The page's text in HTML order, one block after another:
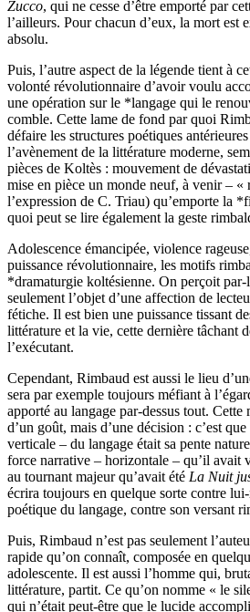
Zucco, qui ne cesse d’être emporté par
l’ailleurs. Pour chacun d’eux, la mort est
absolu.
Puis, l’autre aspect de la légende tient à
volonté révolutionnaire d’avoir voulu
une opération sur le *langage qui le
comble. Cette lame de fond par quoi
défaire les structures poétiques
l’avènement de la littérature moderne,
pièces de Koltès : mouvement de
mise en pièce un monde neuf, à venir – «
l’expression de C. Triau) qu’emporte la
quoi peut se lire également la geste
Adolescence émancipée, violence
puissance révolutionnaire, les motifs
*dramaturgie koltésienne. On perçoit par-
seulement l’objet d’une affection de
fétiche. Il est bien une puissance tissant
littérature et la vie, cette dernière tâchant
l’exécutant.
Cependant, Rimbaud est aussi le lieu
sera par exemple toujours méfiant à
apporté au langage par-dessus tout. Cette
d’un goût, mais d’une décision : c’est
verticale – du langage était sa pente
force narrative – horizontale – qu’il avait
au tournant majeur qu’avait été La Nuit
écrira toujours en quelque sorte contre
poétique du langage, contre son versant
Puis, Rimbaud n’est pas seulement
rapide qu’on connaît, composée en
adolescente. Il est aussi l’homme qui,
littérature, partit. Ce qu’on nomme « le
qui n’était peut-être que le lucide